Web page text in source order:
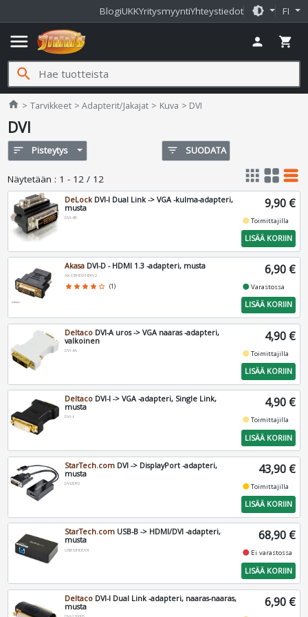
BlogiUKKYritysmyyntiYhteystiedot brightness_medium FI
menu person shopping_cart
search
home Jimms.fi
Tarvikkeet Adapterit/Jakajat Kuva DVI
DVI
sort Pisteytys filter_list SUODATA
Näytetään : 1 - 12 / 12 apps grid_view table_rows
DeLock DVI-I Dual Link -> VGA -kulma-adapteri,
musta
DVI-4B
9,90 €
fiber_manual_recordToimittajilla
LISÄÄ KORIIN
Akasa DVI-D - HDMI 1.3 -adapteri, musta
AK-CBHD03-BKV2
star star star star star_border (1)
6,90 €
fiber_manual_recordVarastossa
LISÄÄ KORIIN
Deltaco DVI-A uros -> VGA naaras -adapteri,
valkoinen
DVI-4A
4,90 €
fiber_manual_recordToimittajilla
LISÄÄ KORIIN
Deltaco DVI-I -> VGA -adapteri, Single Link,
musta
DVI-6
4,90 €
fiber_manual_recordToimittajilla
LISÄÄ KORIIN
StarTech.com DVI -> DisplayPort -adapteri,
musta
DVI2DP2
43,90 €
fiber_manual_recordToimittajilla
LISÄÄ KORIIN
StarTech.com USB-B -> HDMI/DVI -adapteri,
musta
USB32HDDVII
68,90 €
fiber_manual_record Ei varastossa
LISÄÄ KORIIN
Deltaco DVI-I Dual Link -adapteri, naaras-naaras,
musta
6,90 €